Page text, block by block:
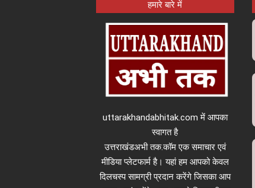
हमारे बारे में
uttarakhandabhitak.com में आपका
स्वागत है
उत्तराखंडअभी तक.कॉम एक समाचार एवं
मीडिया प्लेटफार्म है। यहां हम आपको केवल
दिलचस्प सामग्री प्रदान करेंगे जिसका आप